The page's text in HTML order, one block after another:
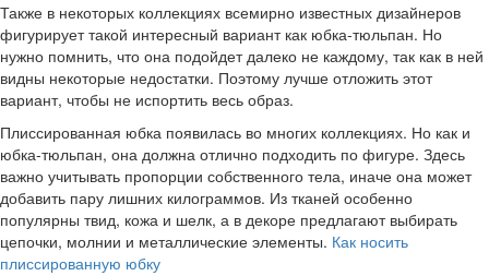
Также в некоторых коллекциях всемирно известных дизайнеров
фигурирует такой интересный вариант как юбка-тюльпан. Но
нужно помнить, что она подойдет далеко не каждому, так как в ней
видны некоторые недостатки. Поэтому лучше отложить этот
вариант, чтобы не испортить весь образ.
Плиссированная юбка появилась во многих коллекциях. Но как и
юбка-тюльпан, она должна отлично подходить по фигуре. Здесь
важно учитывать пропорции собственного тела, иначе она может
добавить пару лишних килограммов. Из тканей особенно
популярны твид, кожа и шелк, а в декоре предлагают выбирать
цепочки, молнии и металлические элементы. Как носить
плиссированную юбку